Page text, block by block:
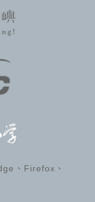
、Firefox、